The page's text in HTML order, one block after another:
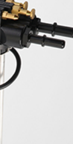
Whole-hearted
hardware products
全国咨询
400-0X0-